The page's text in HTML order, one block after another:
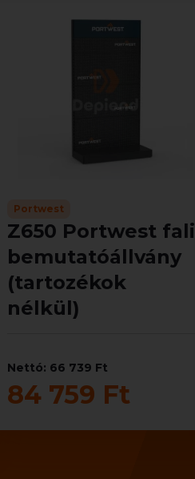
Portwest
Z650 Portwest fali
bemutatóállvány
(tartozékok
nélkül)
Nettó: 66 739 Ft
84 759 Ft